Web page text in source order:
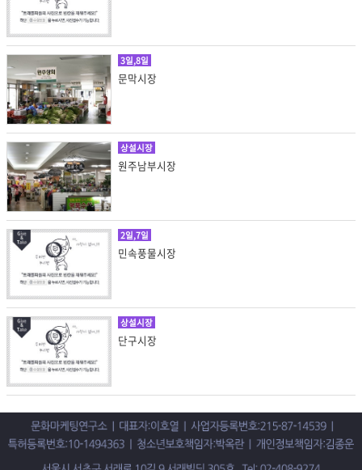
3일,8일
문막시장
상설시장
원주남부시장
2일,7일
민속풍물시장
상설시장
단구시장